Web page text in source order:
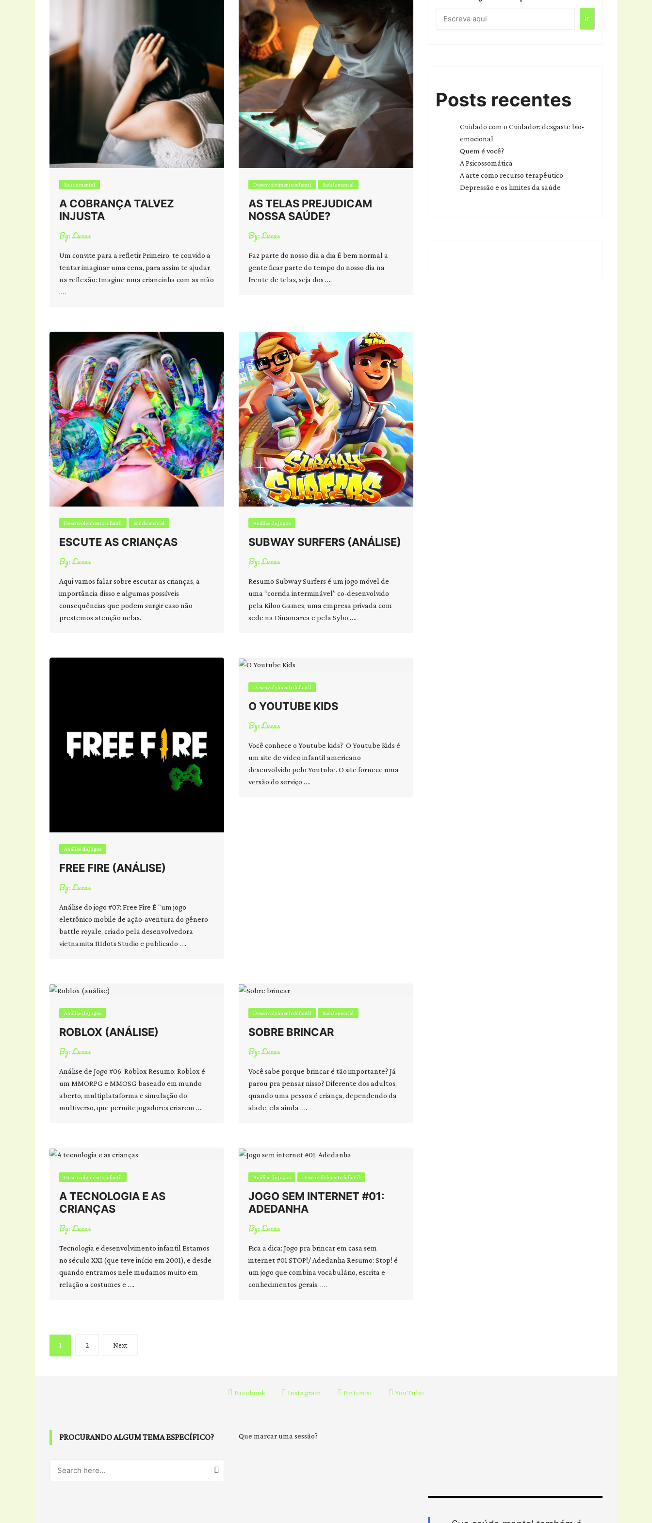
Desenvolvimento infantil
Saúde mental
A COBRANÇA TALVEZ
INJUSTA
By:Lucas
Um convite para a refletir Primeiro, te convido a
tentar imaginar uma cena, para assim te ajudar
na reflexão: Imagine uma criancinha com as mão
….
Desenvolvimento infantil Saúde mental
AS TELAS PREJUDICAM
NOSSA SAÚDE?
By:Lucas
Faz parte do nosso dia a dia É bem normal a
gente ficar parte do tempo do nosso dia na
frente de telas, seja dos ….
Desenvolvimento infantil Saúde mental
ESCUTE AS CRIANÇAS
By:Lucas
Aqui vamos falar sobre escutar as crianças, a
importância disso e algumas possíveis
consequências que podem surgir caso não
prestemos atenção nelas.
Análise de Jogos
SUBWAY SURFERS (ANÁLISE)
By:Lucas
Resumo Subway Surfers é um jogo móvel de
uma “corrida interminável” co-desenvolvido
pela Kiloo Games, uma empresa privada com
sede na Dinamarca e pela Sybo ….
Análise de Jogos
FREE FIRE (ANÁLISE)
By:Lucas
Análise do jogo #07: Free Fire É “um jogo
eletrônico mobile de ação-aventura do gênero
battle royale, criado pela desenvolvedora
vietnamita 111dots Studio e publicado ….
Desenvolvimento infantil
O YOUTUBE KIDS
By:Lucas
Você conhece o Youtube kids? O Youtube Kids é
um site de vídeo infantil americano
desenvolvido pelo Youtube. O site fornece uma
versão do serviço ….
Análise de Jogos
ROBLOX (ANÁLISE)
By:Lucas
Análise de Jogo #06: Roblox Resumo: Roblox é
um MMORPG e MMOSG baseado em mundo
aberto, multiplataforma e simulação do
multiverso, que permite jogadores criarem ….
Desenvolvimento infantil Saúde mental
SOBRE BRINCAR
By:Lucas
Você sabe porque brincar é tão importante? Já
parou pra pensar nisso? Diferente dos adultos,
quando uma pessoa é criança, dependendo da
idade, ela ainda ….
Desenvolvimento infantil
A TECNOLOGIA E AS
CRIANÇAS
By:Lucas
Tecnologia e desenvolvimento infantil Estamos
no século XXI (que teve início em 2001), e desde
quando entramos nele mudamos muito em
relação a costumes e ….
Análise de Jogos Desenvolvimento infantil
JOGO SEM INTERNET #01:
ADEDANHA
By:Lucas
Fica a dica: Jogo pra brincar em casa sem
internet #01 STOP!/ Adedanha Resumo: Stop! é
um jogo que combina vocabulário, escrita e
conhecimentos gerais. ….
Posts
1 2 Next
Ir
Posts recentes
Cuidado com o Cuidador: desgaste bio-
emocional
Quem é você?
A Psicossomática
A arte como recurso terapêutico
Depressão e os limites da saúde
Facebook Instagram Pinterest YouTube
PROCURANDO ALGUM TEMA ESPECÍFICO? Que marcar uma sessão?